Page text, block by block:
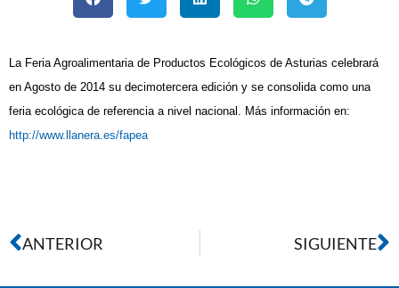
La Feria Agroalimentaria de Productos Ecológicos de Asturias celebrará
en Agosto de 2014 su decimotercera edición y se consolida como una
feria ecológica de referencia a nivel nacional. Más información en:
http://www.llanera.es/fapea
ANTERIOR SIGUIENTE